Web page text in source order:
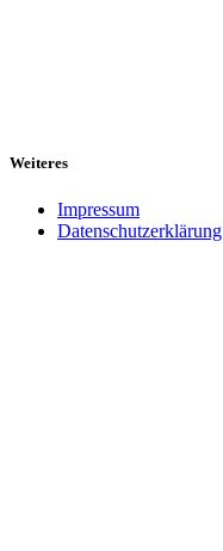
Weiteres
Impressum
Datenschutzerklärung